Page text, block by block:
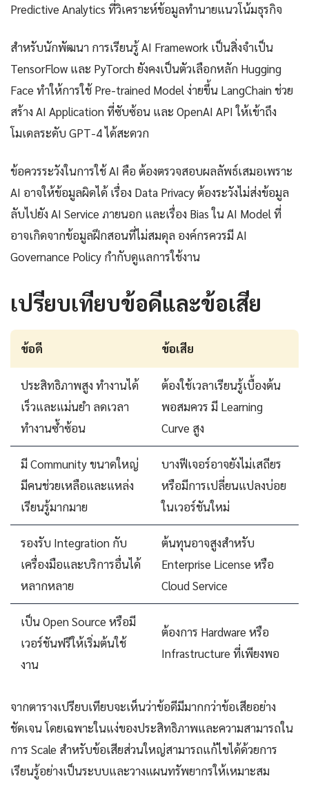
Predictive Analytics ที่วิเคราะห์ข้อมูลทำนายแนวโน้มธุรกิจ
สำหรับนักพัฒนา การเรียนรู้ AI Framework เป็นสิ่งจำเป็น
TensorFlow และ PyTorch ยังคงเป็นตัวเลือกหลัก Hugging
Face ทำให้การใช้ Pre-trained Model ง่ายขึ้น LangChain ช่วย
สร้าง AI Application ที่ซับซ้อน และ OpenAI API ให้เข้าถึง
โมเดลระดับ GPT-4 ได้สะดวก
ข้อควรระวังในการใช้ AI คือ ต้องตรวจสอบผลลัพธ์เสมอเพราะ
AI อาจให้ข้อมูลผิดได้ เรื่อง Data Privacy ต้องระวังไม่ส่งข้อมูล
ลับไปยัง AI Service ภายนอก และเรื่อง Bias ใน AI Model ที่
อาจเกิดจากข้อมูลฝึกสอนที่ไม่สมดุล องค์กรควรมี AI
Governance Policy กำกับดูแลการใช้งาน
เปรียบเทียบข้อดีและข้อเสีย
ข้อดี ข้อเสีย
ประสิทธิภาพสูง ทำงานได้
เร็วและแม่นยำ ลดเวลา
ทำงานซ้ำซ้อน
ต้องใช้เวลาเรียนรู้เบื้องต้น
พอสมควร มี Learning
Curve สูง
มี Community ขนาดใหญ่
มีคนช่วยเหลือและแหล่ง
เรียนรู้มากมาย
บางฟีเจอร์อาจยังไม่เสถียร
หรือมีการเปลี่ยนแปลงบ่อย
ในเวอร์ชันใหม่
รองรับ Integration กับ
เครื่องมือและบริการอื่นได้
หลากหลาย
ต้นทุนอาจสูงสำหรับ
Enterprise License หรือ
Cloud Service
เป็น Open Source หรือมี
เวอร์ชันฟรีให้เริ่มต้นใช้
งาน
ต้องการ Hardware หรือ
Infrastructure ที่เพียงพอ
จากตารางเปรียบเทียบจะเห็นว่าข้อดีมีมากกว่าข้อเสียอย่าง
ชัดเจน โดยเฉพาะในแง่ของประสิทธิภาพและความสามารถใน
การ Scale สำหรับข้อเสียส่วนใหญ่สามารถแก้ไขได้ด้วยการ
เรียนรู้อย่างเป็นระบบและวางแผนทรัพยากรให้เหมาะสม